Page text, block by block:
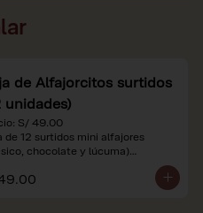
de Alfajorcitos surtidos
unidades)
S/ 49.00
de 12 surtidos mini alfajores
chocolate y lúcuma)
precios están expresados en